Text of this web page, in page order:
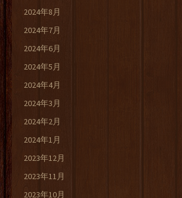
2024年8月
2024年7月
2024年6月
2024年5月
2024年4月
2024年3月
2024年2月
2024年1月
2023年12月
2023年11月
2023年10月